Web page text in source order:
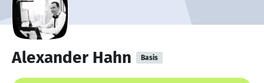
Alexander Hahn Basis